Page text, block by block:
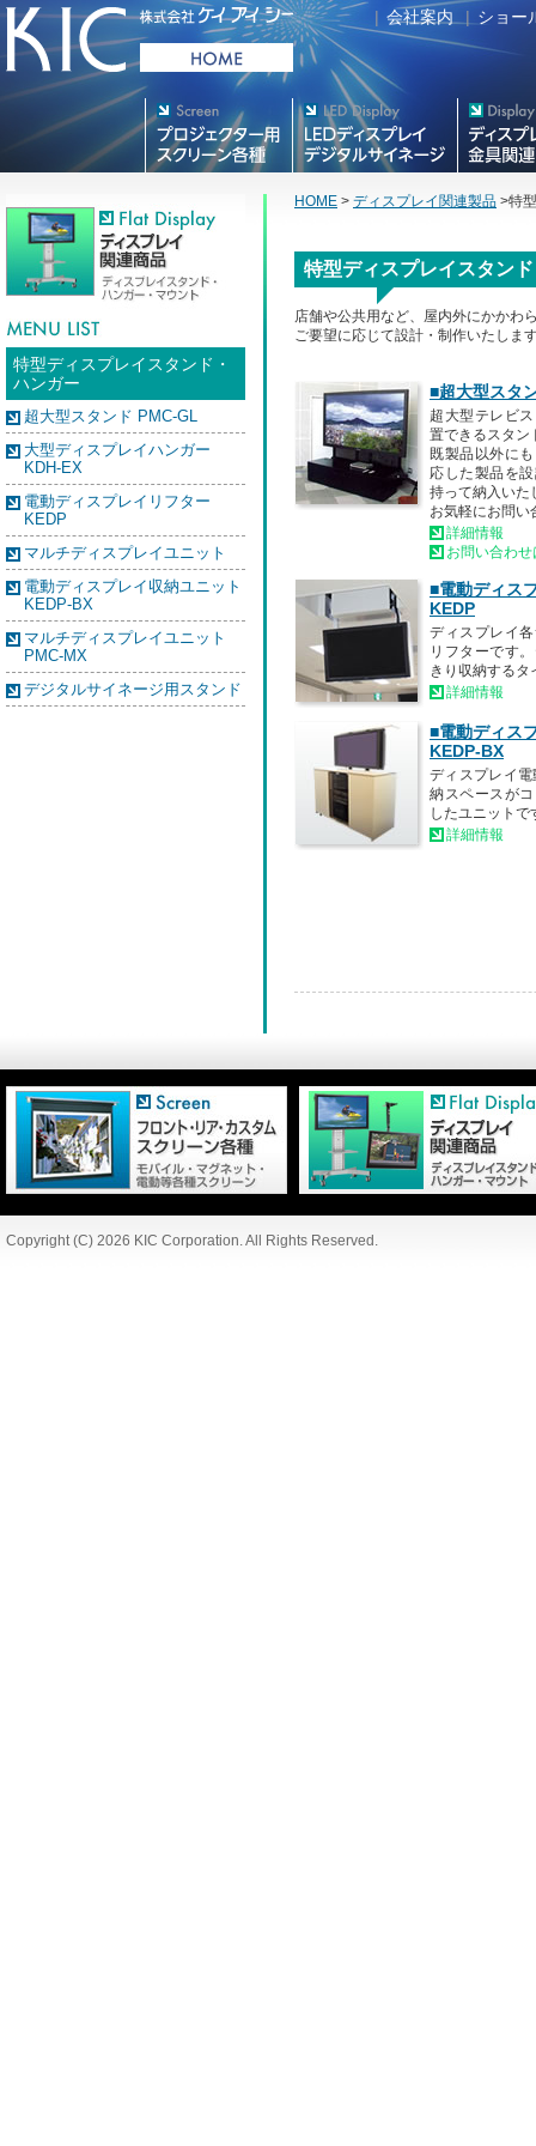
| 会社案内 | ショー
特型ディスプレイスタンド・
ハンガー
超大型スタンド PMC-GL
大型ディスプレイハンガー
KDH-EX
電動ディスプレイリフター
KEDP
マルチディスプレイユニット
電動ディスプレイ収納ユニット
KEDP-BX
マルチディスプレイユニット
PMC-MX
デジタルサイネージ用スタンド
HOME > ディスプレイ関連製品 >特
特型ディスプレイスタン
店舗や公共用など、屋内外にかかわ
ご要望に応じて設計・制作いたしま
■超大型スタ
超大型テレビ
置できるスタン
既製品以外に
応した製品を
持って納入いた
お気軽にお問い
詳細情報
お問い合わ
■電動ディス
KEDP
ディスプレイ
リフターです
きり収納するタ
詳細情報
■電動ディス
KEDP-BX
ディスプレイ
納スペースが
したユニットで
詳細情報
Copyright (C) 2026 KIC Corporation. All Rights Reserved.